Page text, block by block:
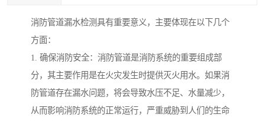
消防管道漏水检测具有重要意义，主要体现在以下几个
方面：
1. 确保消防安全：消防管道是消防系统的重要组成部
分，其主要作用是在火灾发生时提供灭火用水。如果消
防管道存在漏水问题，将会导致水压不足、水量减少，
从而影响消防系统的正常运行，严重威胁到人们的生命